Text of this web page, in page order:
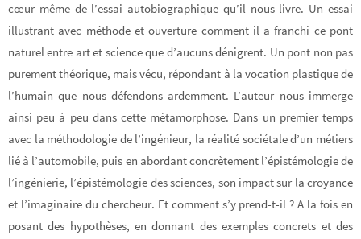
cœur même de l’essai autobiographique qu’il nous livre. Un essai
illustrant avec méthode et ouverture comment il a franchi ce pont
naturel entre art et science que d’aucuns dénigrent. Un pont non pas
purement théorique, mais vécu, répondant à la vocation plastique de
l’humain que nous défendons ardemment. L’auteur nous immerge
ainsi peu à peu dans cette métamorphose. Dans un premier temps
avec la méthodologie de l’ingénieur, la réalité sociétale d’un métiers
lié à l’automobile, puis en abordant concrètement l’épistémologie de
l’ingénierie, l’épistémologie des sciences, son impact sur la croyance
et l’imaginaire du chercheur. Et comment s’y prend-t-il ? A la fois en
posant des hypothèses, en donnant des exemples concrets et des